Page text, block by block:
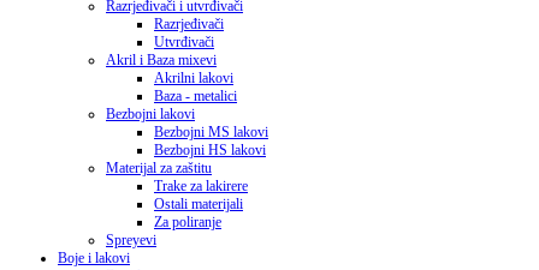
Razrjeđivači i utvrđivači
Razrjeđivači
Utvrđivači
Akril i Baza mixevi
Akrilni lakovi
Baza - metalici
Bezbojni lakovi
Bezbojni MS lakovi
Bezbojni HS lakovi
Materijal za zaštitu
Trake za lakirere
Ostali materijali
Za poliranje
Spreyevi
Boje i lakovi